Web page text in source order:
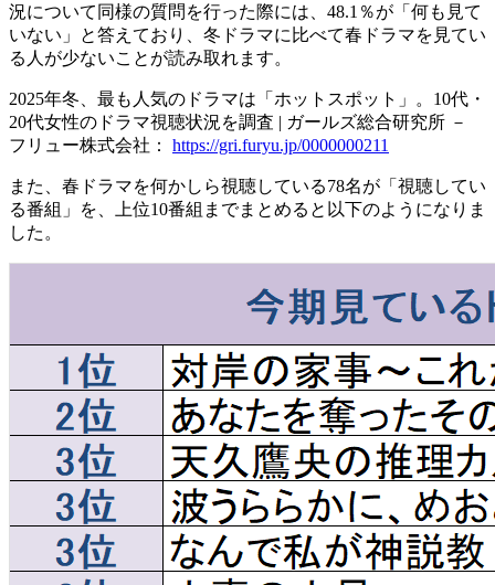
況について同様の質問を行った際には、48.1％が「何も見て
いない」と答えており、冬ドラマに比べて春ドラマを見てい
る人が少ないことが読み取れます。
2025年冬、最も人気のドラマは「ホットスポット」。10代・
20代女性のドラマ視聴状況を調査 | ガールズ総合研究所 －
フリュー株式会社： https://gri.furyu.jp/0000000211
また、春ドラマを何かしら視聴している78名が「視聴してい
る番組」を、上位10番組までまとめると以下のようになりま
した。